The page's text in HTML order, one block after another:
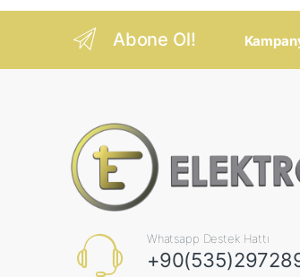
Abone Ol!
Whatsapp Destek Hattı